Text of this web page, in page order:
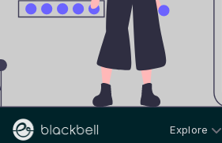
Explore